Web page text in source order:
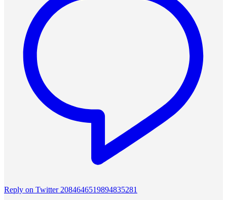
Reply on Twitter 2084646519894835281